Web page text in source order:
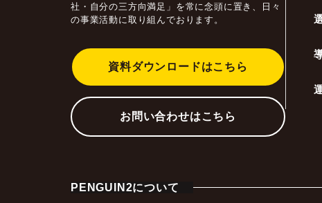
社・自分の三方向満足」を常に念頭に置き、日々
の事業活動に取り組んでおります。
資料ダウンロードはこちら
お問い合わせはこちら
PENGUIN2について